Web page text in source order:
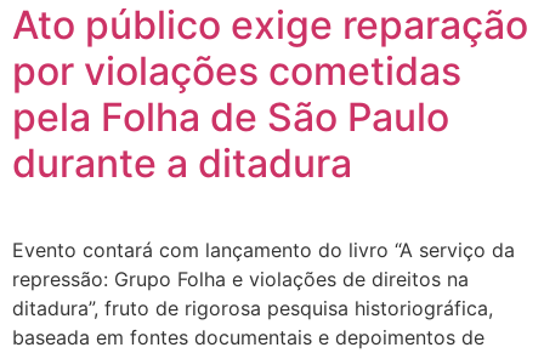
Ato público exige reparação
por violações cometidas
pela Folha de São Paulo
durante a ditadura
Evento contará com lançamento do livro “A serviço da
repressão: Grupo Folha e violações de direitos na
ditadura”, fruto de rigorosa pesquisa historiográfica,
baseada em fontes documentais e depoimentos de